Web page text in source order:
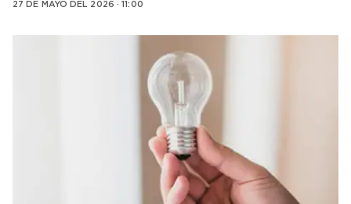
27 DE MAYO DEL 2026 · 11:00